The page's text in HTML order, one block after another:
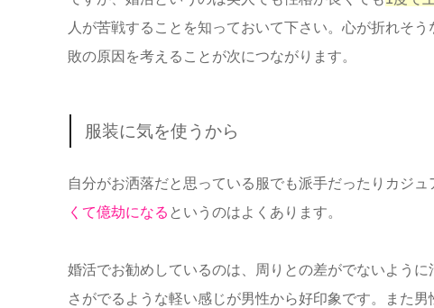
人が苦戦することを知っておいて下さい。心が折れそ
敗の原因を考えることが次につながります。
服装に気を使うから
自分がお洒落だと思っている服でも派手だったりカジュ
くて億劫になる というのはよくあります。
婚活でお勧めしているのは、周りとの差がでないよう
さがでるような軽い感じが男性から好印象です。また